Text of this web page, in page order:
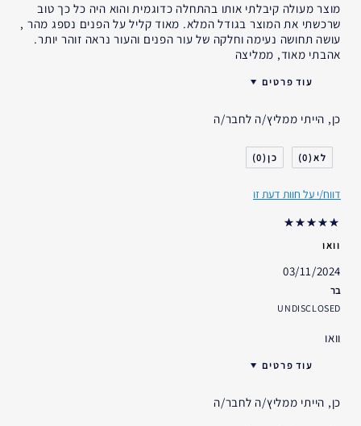
מוצר מעולה קיבלתי אותו בהתחלה כדוגמית והוא היה כל כך טוב
שרכשתי את המוצר בגודל המלא. מאוד קליל על הפנים נספג מהר ,
עושה תחושה נעימה וחלקה של עור הפנים והעור נראה זוהר יותר.
אהבתי מאוד, ממליצה
עוד פרטים
סוג העור
דאגות העור
אני משתמש/ת באסתי לאודר
כן, הייתי ממליץ/ה לחבר/ה
0
0
דווח/י על חוות דעת זו
וואו
03/11/2024
בר
UNDISCLOSED
וואו
עוד פרטים
כן, הייתי ממליץ/ה לחבר/ה